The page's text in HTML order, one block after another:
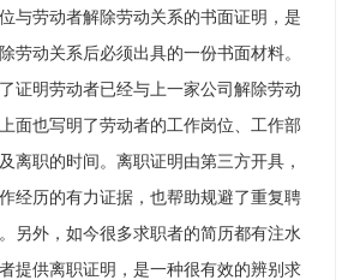
与劳动者解除劳动关系的书面证明，是
劳动关系后必须出具的一份书面材料。
证明劳动者已经与上一家公司解除劳动
面也写明了劳动者的工作岗位、工作部
离职的时间。离职证明由第三方开具，
经历的有力证据，也帮助规避了重复聘
另外，如今很多求职者的简历都有注水
提供离职证明，是一种很有效的辨别求